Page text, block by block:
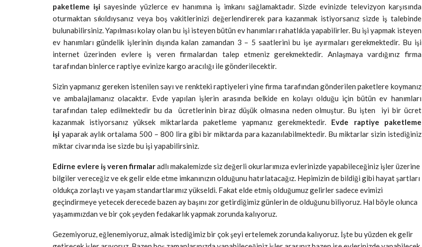
paketleme işisayesinde yüzlerce ev hanımına iş imkanı sağlamaktadır. Sizde evinizde televizyon karşısında
oturmaktan sıkıldıysanız veya boş vakitlerinizi değerlendirerek para kazanmak istiyorsanız sizde iş talebinde
bulunabilirsiniz. Yapılması kolay olan bu işi isteyen bütün ev hanımları rahatlıkla yapabilirler. Bu işi yapmak isteyen
ev hanımları gündelik işlerinin dışında kalan zamandan 3 – 5 saatlerini bu işe ayırmaları gerekmektedir. Bu işi
internet üzerinden evlere iş veren firmalardan talep etmeniz gerekmektedir. Anlaşmaya vardığınız firma
tarafından binlerce raptiye evinize kargo aracılığı ile gönderilecektir.
Sizin yapmanız gereken istenilen sayı ve renkteki raptiyeleri yine firma tarafından gönderilen paketlere koymanız
ve ambalajlamanız olacaktır. Evde yapılan işlerin arasında belkide en kolayı olduğu için bütün ev hanımları
tarafından talep edilmektedir bu da ücretlerinin biraz düşük olmasına neden olmuştur. Bu işten
iyi bir ücret
kazanmak istiyorsanız yüksek miktarlarda paketleme yapmanız gerekmektedir. Evde raptiye paketleme
işi yaparak aylık ortalama 500 – 800 lira gibi bir miktarda para kazanılabilmektedir. Bu miktarlar sizin istediğiniz
miktar civarında ise sizde bu işi yapabilirsiniz.
Edirne evlere iş veren firmalaradlı makalemizde siz değerli okurlarımıza evlerinizde yapabileceğiniz işler üzerine
bilgiler vereceğiz ve ek gelir elde etme imkanınızın olduğunu hatırlatacağız. Hepimizin de bildiği gibi hayat şartları
oldukça zorlaştı ve yaşam standartlarımız yükseldi. Fakat elde etmiş olduğumuz gelirler sadece evimizi
geçindirmeye yetecek derecede bazen ay başını zor getirdiğimiz günlerin de olduğunu biliyoruz. Hal böyle olunca
yaşamımızdan ve bir çok şeyden fedakarlık yapmak zorunda kalıyoruz.
Gezemiyoruz, eğlenemiyoruz, almak istediğimiz bir çok şeyi ertelemek zorunda kalıyoruz. İşte bu yüzden ek gelir